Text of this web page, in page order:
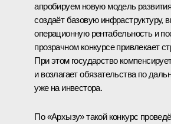
апробируем новую модель
создаёт базовую инфраструктуру,
операционную рентабельность и
прозрачном конкурсе привлекает
При этом государство
и возлагает обязательства по
уже на инвестора.
По «Архызу» такой конкурс